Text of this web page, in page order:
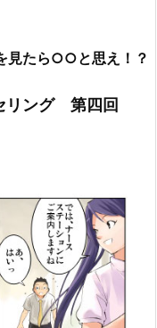
見たら○○と思え！？
リング 第四回